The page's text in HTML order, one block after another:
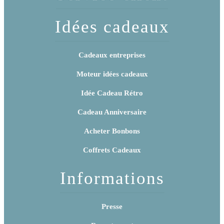
Idées cadeaux
Cadeaux entreprises
Moteur idées cadeaux
Idée Cadeau Rétro
Cadeau Anniversaire
Acheter Bonbons
Coffrets Cadeaux
Informations
Presse